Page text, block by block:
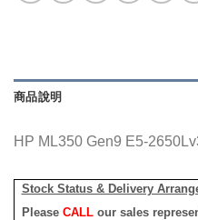
商品說明
HP ML350 Gen9 E5-
Stock Status & Delivery
Please CALLour sales